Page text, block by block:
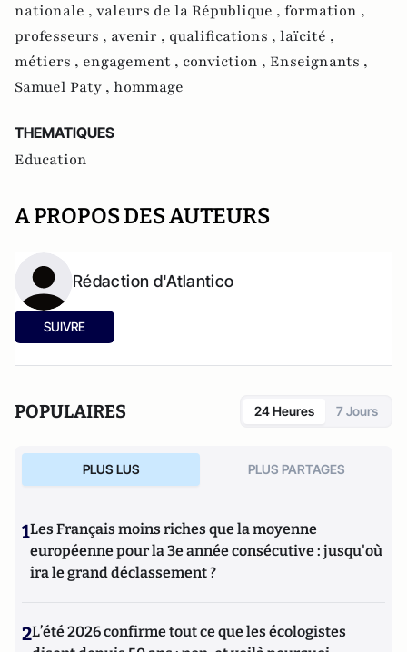
nationale , valeurs de la République , formation ,
professeurs , avenir , qualifications , laïcité ,
métiers , engagement , conviction , Enseignants ,
Samuel Paty , hommage
THEMATIQUES
Education
A PROPOS DES AUTEURS
Rédaction d'Atlantico
SUIVRE
POPULAIRES 24 Heures 7 Jours
PLUS LUS PLUS PARTAGES
1Les Français moins riches que la moyenne
européenne pour la 3e année consécutive : jusqu'où
ira le grand déclassement ?
2L’été 2026 confirme tout ce que les écologistes